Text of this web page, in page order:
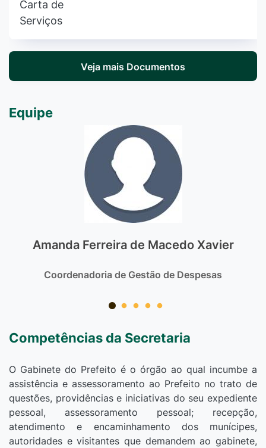
Carta de
Serviços
Veja mais Documentos
Equipe
Amanda Ferreira de Macedo Xavier
Coordenadoria de Gestão de Despesas
Competências da Secretaria
O Gabinete do Prefeito é o órgão ao qual incumbe a
assistência e assessoramento ao Prefeito no trato de
questões, providências e iniciativas do seu expediente
pessoal, assessoramento pessoal; recepção,
atendimento e encaminhamento dos munícipes,
autoridades e visitantes que demandem ao gabinete,